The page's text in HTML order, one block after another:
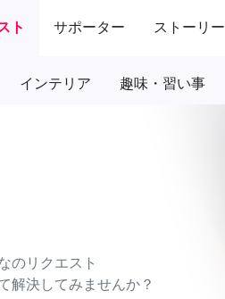
ト サポーター ストーリー
インテリア 趣味・習い事
のリクエスト
解決してみませんか？